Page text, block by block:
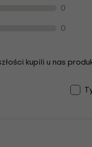
0
0
kupili u nas